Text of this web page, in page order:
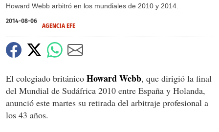
Howard Webb arbitró en los mundiales de 2010 y 2014.
2014-08-06
AGENCIA EFE
El colegiado británico Howard Webb, que dirigió la final
del Mundial de Sudáfrica 2010 entre España y Holanda,
anunció este martes su retirada del arbitraje profesional a
los 43 años.